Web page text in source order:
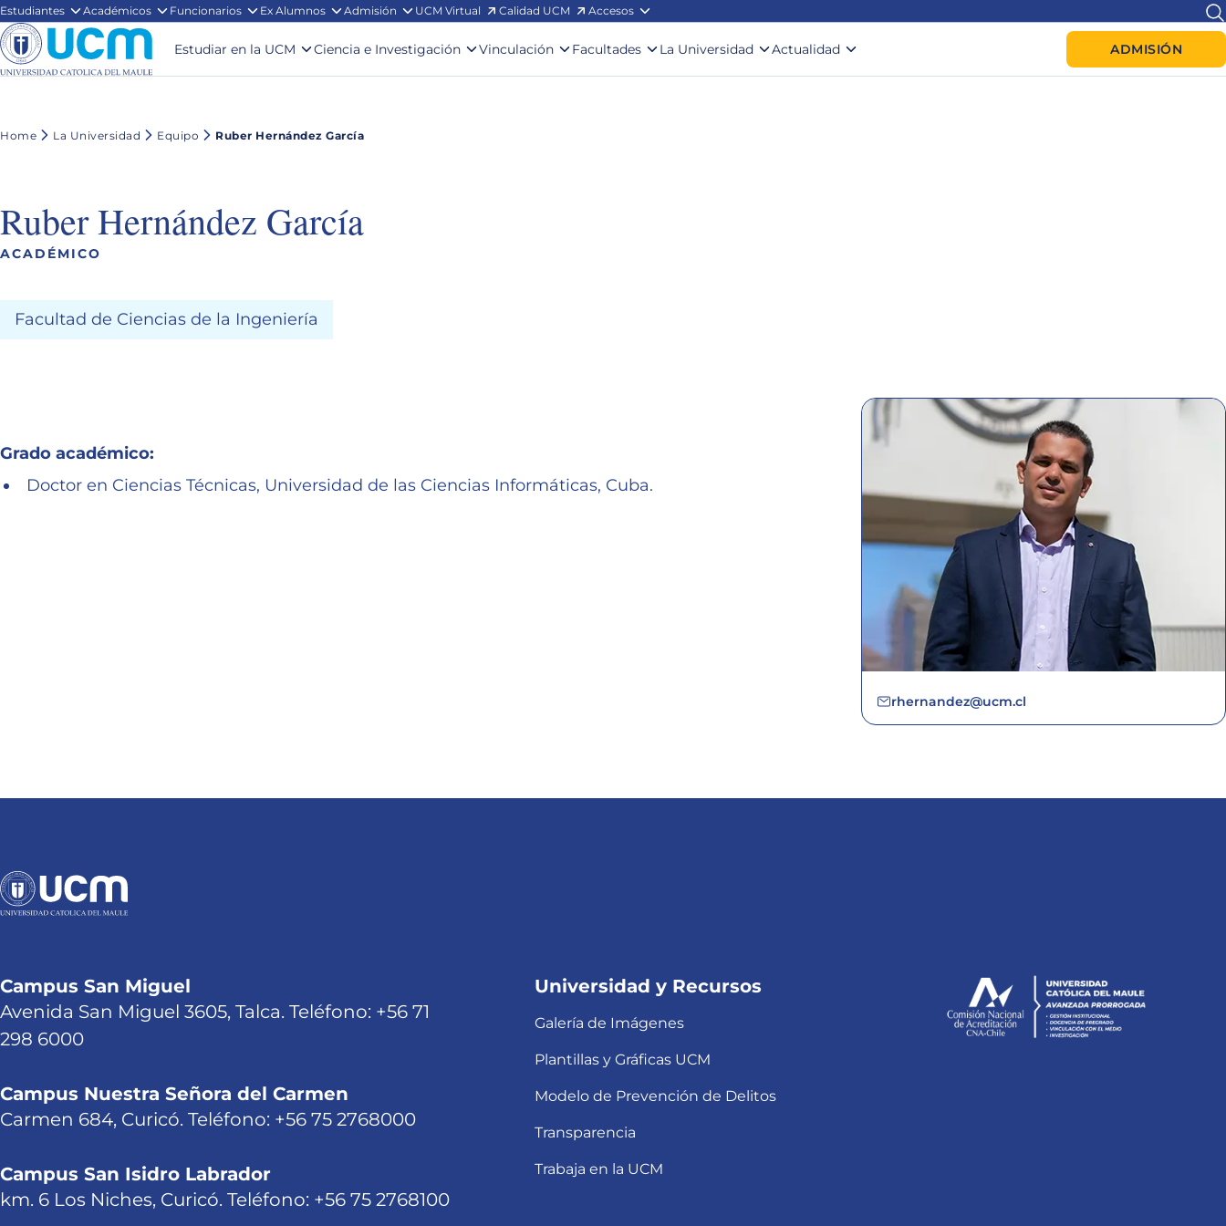
Estudiantes Académicos Funcionarios Ex Alumnos Admisión UCM Virtual Calidad UCM Accesos
Estudiar en la UCM Ciencia e Investigación Vinculación Facultades La Universidad Actualidad ADMISIÓN
Home La Universidad Equipo Ruber Hernández García
Ruber Hernández García
ACADÉMICO
Facultad de Ciencias de la Ingeniería
Grado académico:
Doctor en Ciencias Técnicas, Universidad de las Ciencias Informáticas, Cuba.
rhernandez@ucm.cl
Campus San Miguel
Avenida San Miguel 3605, Talca. Teléfono: +56 71
298 6000
Campus Nuestra Señora del Carmen
Carmen 684, Curicó. Teléfono: +56 75 2768000
Campus San Isidro Labrador
km. 6 Los Niches, Curicó. Teléfono: +56 75 2768100
Universidad y Recursos
Galería de Imágenes
Plantillas y Gráficas UCM
Modelo de Prevención de Delitos
Transparencia
Trabaja en la UCM